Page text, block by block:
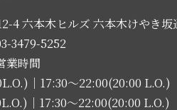
4 六本木ヒルズ 六本木けやき坂
3479-5252
業時間
｜17:30～22:00(20:00 L.O.)
｜17:30～22:00(20:00 L.O.)